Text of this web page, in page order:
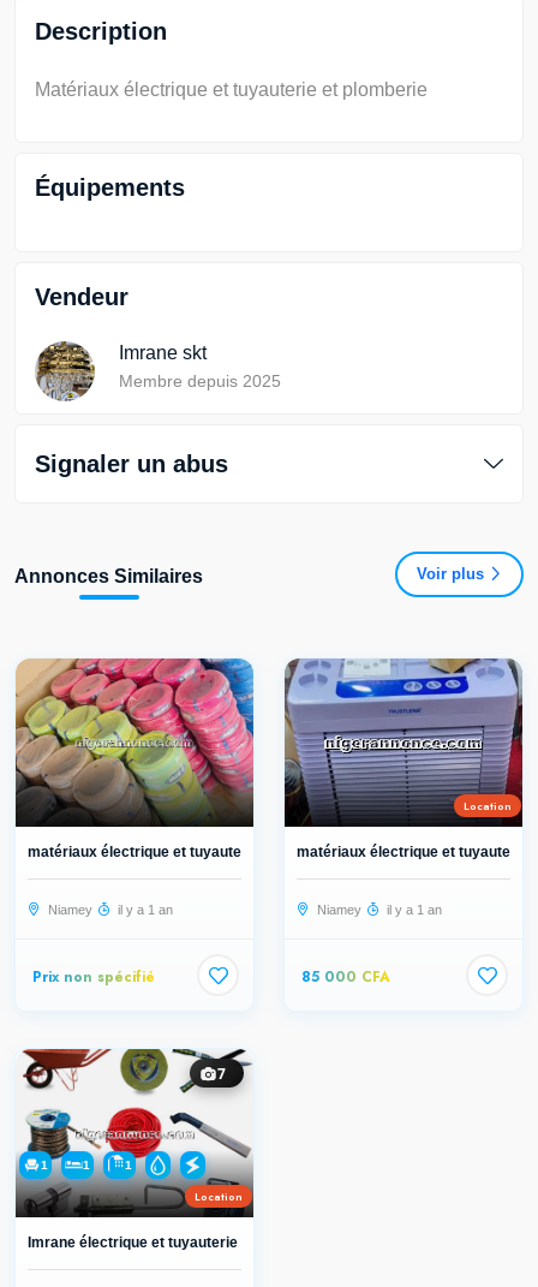
Description
Matériaux électrique et tuyauterie et plomberie
Équipements
Vendeur
Imrane skt
Membre depuis 2025
Signaler un abus
Annonces Similaires Voir plus
matériaux électrique et tuyauterie...
Niamey il y a 1 an
Prix non spécifié
Location
matériaux électrique et tuyauterie...
Niamey il y a 1 an
85 000 CFA
7
1 1 1
Location
Imrane électrique et tuyauterie et...